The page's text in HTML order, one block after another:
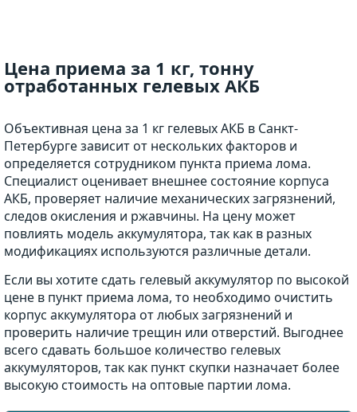
Цена приема за 1 кг, тонну
отработанных гелевых АКБ
Объективная цена за 1 кг гелевых АКБ в Санкт-
Петербурге зависит от нескольких факторов и
определяется сотрудником пункта приема лома.
Специалист оценивает внешнее состояние корпуса
АКБ, проверяет наличие механических загрязнений,
следов окисления и ржавчины. На цену может
повлиять модель аккумулятора, так как в разных
модификациях используются различные детали.
Если вы хотите сдать гелевый аккумулятор по высокой
цене в пункт приема лома, то необходимо очистить
корпус аккумулятора от любых загрязнений и
проверить наличие трещин или отверстий. Выгоднее
всего сдавать большое количество гелевых
аккумуляторов, так как пункт скупки назначает более
высокую стоимость на оптовые партии лома.